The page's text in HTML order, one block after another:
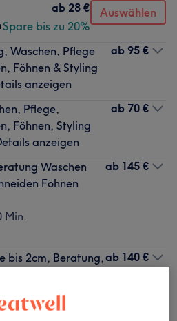
ab 28 €
Spare bis zu 20%
Auswählen
Waschen, Pflege
Föhnen & Styling
anzeigen
ab 95 €
Pflege,
Föhnen, Styling
anzeigen
ab 70 €
Waschen
Föhnen
Min.
ab 145 €
bis 2cm, Beratung,
Details anzeigen
ab 140 €